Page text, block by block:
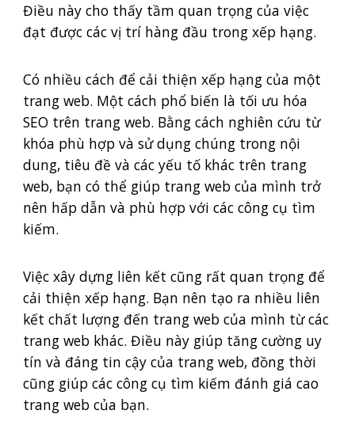
Điều này cho thấy tầm quan trọng của việc
đạt được các vị trí hàng đầu trong xếp hạng.
Có nhiều cách để cải thiện xếp hạng của một
trang web. Một cách phổ biến là tối ưu hóa
SEO trên trang web. Bằng cách nghiên cứu từ
khóa phù hợp và sử dụng chúng trong nội
dung, tiêu đề và các yếu tố khác trên trang
web, bạn có thể giúp trang web của mình trở
nên hấp dẫn và phù hợp với các công cụ tìm
kiếm.
Việc xây dựng liên kết cũng rất quan trọng để
cải thiện xếp hạng. Bạn nên tạo ra nhiều liên
kết chất lượng đến trang web của mình từ các
trang web khác. Điều này giúp tăng cường uy
tín và đáng tin cậy của trang web, đồng thời
cũng giúp các công cụ tìm kiếm đánh giá cao
trang web của bạn.